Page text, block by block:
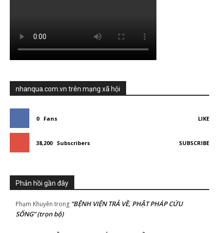
nhanqua.com.vn trên mạng xã hội
0 Fans LIKE
38,200 Subscribers SUBSCRIBE
Phản hồi gần đây
Phạm Khuyên trong “BỆNH VIỆN TRẢ VỀ, PHẬT PHÁP CỨU
SỐNG” (trọn bộ)